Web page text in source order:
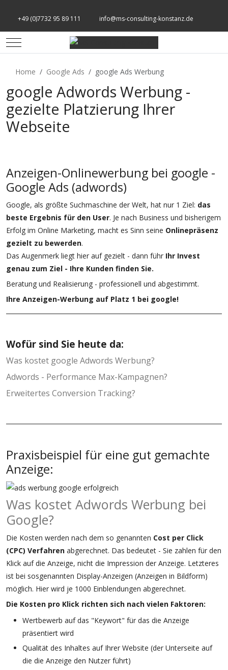
+49 (0)7732 95 89 111 info@ms-consulting-konstanz.de
Mobile Menu Toggle
Home Google Ads google Ads Werbung
google Adwords Werbung -
gezielte Platzierung Ihrer
Webseite
Anzeigen-Onlinewerbung bei google -
Google Ads (adwords)
Google, als größte Suchmaschine der Welt, hat nur 1 Ziel: das
beste Ergebnis für den User. Je nach Business und bisherigem
Erfolg im Online Marketing, macht es Sinn seine Onlinepräsenz
gezielt zu bewerden.
Das Augenmerk liegt hier auf gezielt - dann führ Ihr Invest
genau zum Ziel - Ihre Kunden finden Sie.
Beratung und Realisierung - professionell und abgestimmt.
Ihre Anzeigen-Werbung auf Platz 1 bei google!
Wofür sind Sie heute da:
Was kostet google Adwords Werbung?
Adwords - Performance Max-Kampagnen?
Erweitertes Conversion Tracking?
Praxisbeispiel für eine gut gemachte
Anzeige:
Was kostet Adwords Werbung bei
Google?
Die Kosten werden nach dem so genannten Cost per Click
(CPC) Verfahren abgerechnet. Das bedeutet - Sie zahlen für den
Klick auf die Anzeige, nicht die Impression der Anzeige. Letzteres
ist bei sosgenannten Display-Anzeigen (Anzeigen in Bildform)
möglich. Hier wird je 1000 Einblendungen abgerechnet.
Die Kosten pro Klick richten sich nach vielen Faktoren:
Wertbewerb auf das "Keywort" für das die Anzeige
präsentiert wird
Qualität des Inhaltes auf Ihrer Website (der Unterseite auf
die die Anzeige den Nutzer führt)